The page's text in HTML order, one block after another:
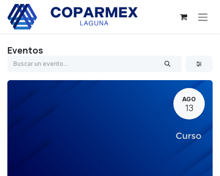
Ir al contenido
Eventos
AGO
13